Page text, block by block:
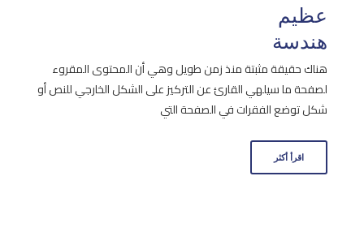
عظيم
هندسة
هناك حقيقة مثبتة منذ زمن طويل وهي أن المحتوى المقروء
لصفحة ما سيلهي القارئ عن التركيز على الشكل الخارجي للنص أو
شكل توضع الفقرات في الصفحة التي
اقرأ أكثر